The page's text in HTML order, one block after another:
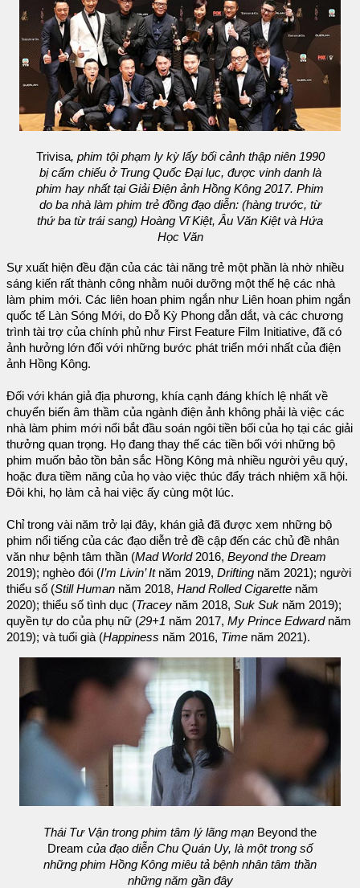
Trivisa, phim tội phạm ly kỳ lấy bối cảnh thập niên 1990
bị cấm chiếu ở Trung Quốc Đại lục, được vinh danh là
phim hay nhất tại Giải Điện ảnh Hồng Kông 2017. Phim
do ba nhà làm phim trẻ đồng đạo diễn: (hàng trước, từ
thứ ba từ trái sang) Hoàng Vĩ Kiệt, Âu Văn Kiệt và Hứa
Học Văn
Sự xuất hiện đều đặn của các tài năng trẻ một phần là nhờ nhiều
sáng kiến rất thành công nhằm nuôi dưỡng một thế hệ các nhà
làm phim mới. Các liên hoan phim ngắn như Liên hoan phim ngắn
quốc tế Làn Sóng Mới, do Đỗ Kỳ Phong dẫn dắt, và các chương
trình tài trợ của chính phủ như First Feature Film Initiative, đã có
ảnh hưởng lớn đối với những bước phát triển mới nhất của điện
ảnh Hồng Kông.
Đối với khán giả địa phương, khía cạnh đáng khích lệ nhất về
chuyển biến âm thầm của ngành điện ảnh không phải là việc các
nhà làm phim mới nổi bắt đầu soán ngôi tiền bối của họ tại các giải
thưởng quan trọng. Họ đang thay thế các tiền bối với những bộ
phim muốn bảo tồn bản sắc Hồng Kông mà nhiều người yêu quý,
hoặc đưa tiềm năng của họ vào việc thúc đẩy trách nhiệm xã hội.
Đôi khi, họ làm cả hai việc ấy cùng một lúc.
Chỉ trong vài năm trở lại đây, khán giả đã được xem những bộ
phim nổi tiếng của các đạo diễn trẻ đề cập đến các chủ đề nhân
văn như bệnh tâm thần (Mad World2016, Beyond the Dream
2019); nghèo đói (I’m Livin’ It năm 2019, Drifting năm 2021); người
thiểu số (Still Human năm 2018, Hand Rolled Cigarette năm
2020); thiểu số tình dục (Tracey năm 2018, Suk Suk năm 2019);
quyền tự do của phụ nữ (29+1 năm 2017, My Prince Edwardnăm
2019); và tuổi già (Happiness năm 2016, Time năm 2021).
Thái Tư Vận trong phim tâm lý lãng mạn Beyond the
Dream của đạo diễn Chu Quán Uy, là một trong số
những phim Hồng Kông miêu tả bệnh nhân tâm thần
những năm gần đây